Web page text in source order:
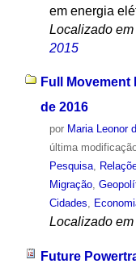
em energia
Localizado em
2015
Full
de 2016
por Maria Leonor
última
Pesquisa,
Migração,
Cidades,
Localizado em
Future